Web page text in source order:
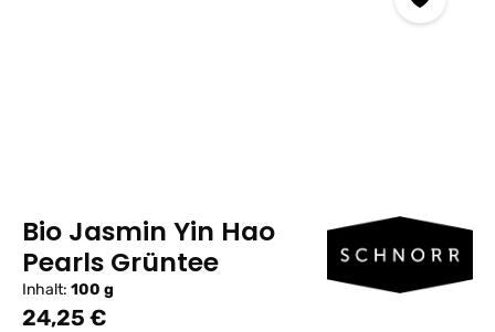
Bio Jasmin Yin Hao
Pearls Grüntee
Inhalt: 100 g
Regulärer Preis:
24,25 €